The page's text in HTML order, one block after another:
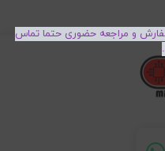
و مراجعه حضوری حتما تماس